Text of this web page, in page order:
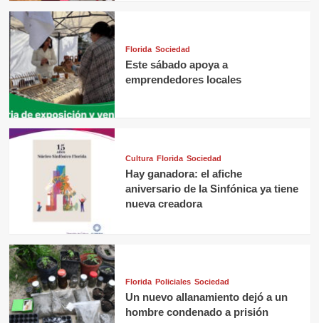
Florida Sociedad
Este sábado apoya a
emprendedores locales
Cultura Florida Sociedad
Hay ganadora: el afiche
aniversario de la Sinfónica ya tiene
nueva creadora
Florida Policiales Sociedad
Un nuevo allanamiento dejó a un
hombre condenado a prisión